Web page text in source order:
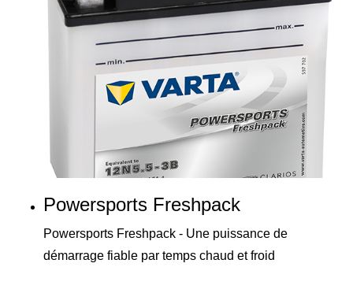
Powersports Freshpack
Powersports Freshpack - Une puissance de
démarrage fiable par temps chaud et froid